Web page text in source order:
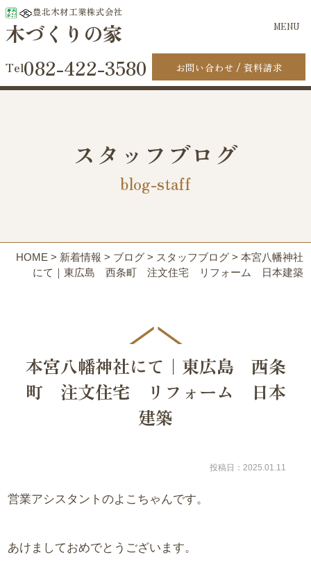
豊北木材工業株式会社
木づくりの家 MENU
082-422-3580 お問い合わせ 資料請求
スタッフブログ
blog-staff
HOME > 新着情報 > ブログ> スタッフブログ> 本宮八幡神社
にて｜東広島 西条町 注文住宅 リフォーム 日本建築
本宮八幡神社にて｜東広島 西条
町 注文住宅 リフォーム 日本
建築
投稿日：2025.01.11
営業アシスタントのよこちゃんです。
あけましておめでとうございます。